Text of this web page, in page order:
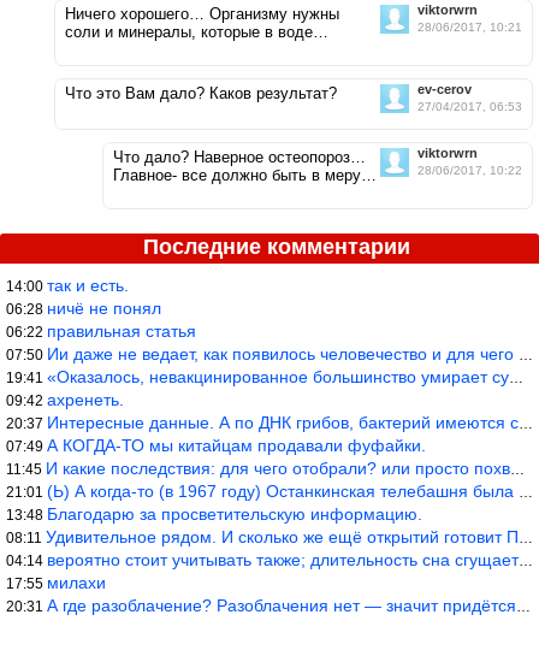
viktorwrn
28/06/2017, 10:21
Ничего хорошего… Организму нужны
соли и минералы, которые в воде…
ev-cerov
27/04/2017, 06:53
Что это Вам дало? Каков результат?
viktorwrn
28/06/2017, 10:22
Что дало? Наверное остеопороз…
Главное- все должно быть в меру…
Последние комментарии
14:00 так и есть.
06:28 ничё не понял
06:22 правильная статья
07:50 Ии даже не ведает, как появилось человечество и для чего оно сущ
19:41 «Оказалось, невакцинированное большинство умирает существенно ча
09:42 ахренеть.
20:37 Интересные данные. А по ДНК грибов, бактерий имеются сведения из
07:49 А КОГДА-ТО мы китайцам продавали фуфайки.
11:45 И какие последствия: для чего отобрали? или просто похвастались.
21:01 (Ь) А когда-то (в 1967 году) Останкинская телебашня была самым в
13:48 Благодарю за просветительскую информацию.
08:11 Удивительное рядом. И сколько же ещё открытий готовит Просвещень
04:14 вероятно стоит учитывать также; длительность сна сгущает кровото
17:55 милахи
20:31 А где разоблачение? Разоблачения нет — значит придётся принять к